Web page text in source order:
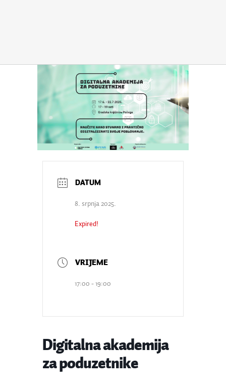
8. srpnja 2025.
Expired!
17:00 - 19:00
Digitalna akademija
za poduzetnike